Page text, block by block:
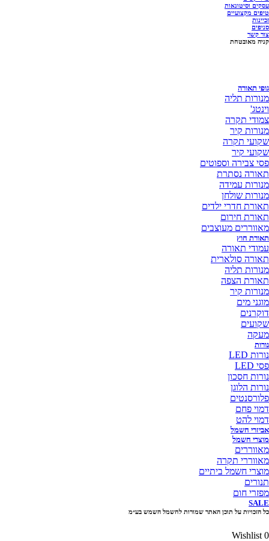
עסקים וסיטונאות
טיפים מקצועיים
זכיינות
סניפים
צור קשר
קניה מאובטחת
גופי תאורה
מנורות תליה
וינטג'
צמודי תקרה
מנורות קיר
שקועי תקרה
שקועי קיר
פסי צבירה וספוטים
תאורה נסתרת
מנורות עמידה
מנורות שולחן
תאורת חדרי ילדים
תאורת חירום
מאווררים מעוצבים
תאורת חוץ
עמודי תאורה
תאורה סולארית
מנורות תליה
תאורת הצפה
מנורות קיר
מוגני מים
דוקרנים
שקועים
מעקה
נורות
נורות LED
פסי LED
נורות חסכון
נורות הלוגן
פלורסנטים
דמוי פחם
דמוי להט
אביזרי חשמל
מוצרי חשמל
מאווררים
מאווררי תקרה
מוצרי חשמל ביתיים
תנורים
מפזרי חום
SALE
כל הזכויות על תוכן האתר שמורות לחשמל השמש בע״מ
Wishlist 0